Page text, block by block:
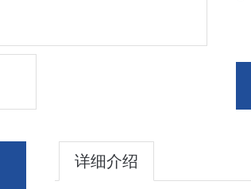
详细介绍